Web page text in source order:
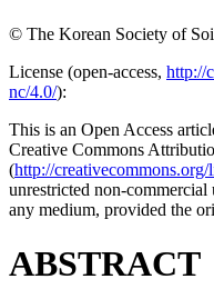
© The Korean Society of
License (open-access, http://
nc/4.0/):
This is an Open Access
Creative Commons
(http://
unrestricted non-
any medium, provided the
ABSTRACT